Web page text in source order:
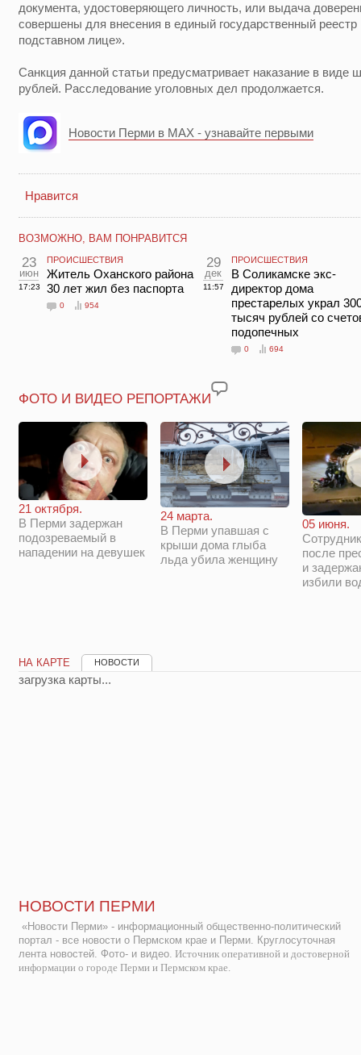
документа, удостоверяющего личность, или выдача
совершены для внесения в единый государственный
подставном лице».
Санкция данной статьи предусматривает наказание в виде
рублей. Расследование уголовных дел продолжается.
Новости Перми в MAX - узнавайте первыми
Нравится
ВОЗМОЖНО, ВАМ ПОНРАВИТСЯ
23
июн
17:23
ПРОИСШЕСТВИЯ
Житель Оханского района
30 лет жил без паспорта
0 954
29
дек
11:57
ПРОИСШЕСТВИЯ
В Соликамске экс-
директор дома
престарелых украл
тысяч рублей со
подопечных
0 694
ФОТО И ВИДЕО РЕПОРТАЖИ
21 октября.
В Перми задержан
подозреваемый в
нападении на девушек
24 марта.
В Перми упавшая с
крыши дома глыба
льда убила женщину
05 июня.
после
и
избили
НА КАРТЕ НОВОСТИ
загрузка карты...
НОВОСТИ ПЕРМИ
«Новости Перми» - информационный общественно-политический
портал - все новости о Пермском крае и Перми. Круглосуточная
лента новостей. Фото- и видео. Источник оперативной и достоверной
информации о городе Перми и Пермском крае.